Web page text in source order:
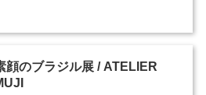
顔のブラジル展 / ATELIER